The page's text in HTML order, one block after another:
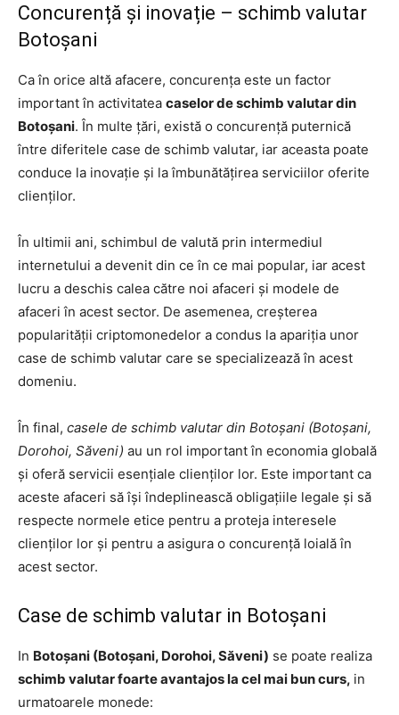
Concurență și inovație – schimb valutar
Botoșani
Ca în orice altă afacere, concurența este un factor
important în activitatea caselor de schimb valutar din
Botoșani. În multe țări, există o concurență puternică
între diferitele case de schimb valutar, iar aceasta poate
conduce la inovație și la îmbunătățirea serviciilor oferite
clienților.
În ultimii ani, schimbul de valută prin intermediul
internetului a devenit din ce în ce mai popular, iar acest
lucru a deschis calea către noi afaceri și modele de
afaceri în acest sector. De asemenea, creșterea
popularității criptomonedelor a condus la apariția unor
case de schimb valutar care se specializează în acest
domeniu.
În final, casele de schimb valutar din Botoșani (Botoșani,
Dorohoi, Săveni) au un rol important în economia globală
și oferă servicii esențiale clienților lor. Este important ca
aceste afaceri să își îndeplinească obligațiile legale și să
respecte normele etice pentru a proteja interesele
clienților lor și pentru a asigura o concurență loială în
acest sector.
Case de schimb valutar in Botoșani
In Botoșani (Botoșani, Dorohoi, Săveni) se poate realiza
schimb valutar foarte avantajos la cel mai bun curs, in
urmatoarele monede: